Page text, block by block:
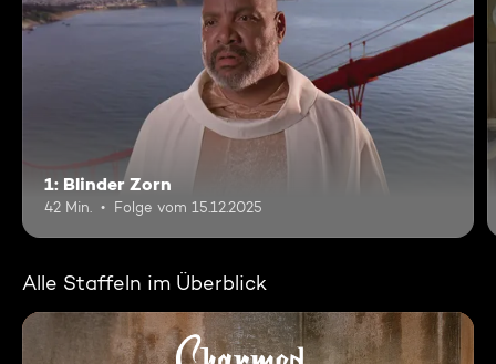
1: Blinder Zorn
42 Min. Folge vom 15.12.2025
Alle Staffeln im Überblick